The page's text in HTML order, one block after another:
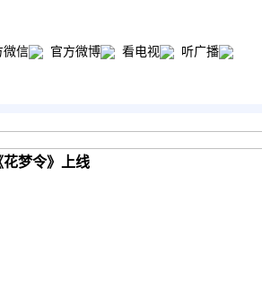
微信 官方微博 看电视 听广播
花梦令》上线